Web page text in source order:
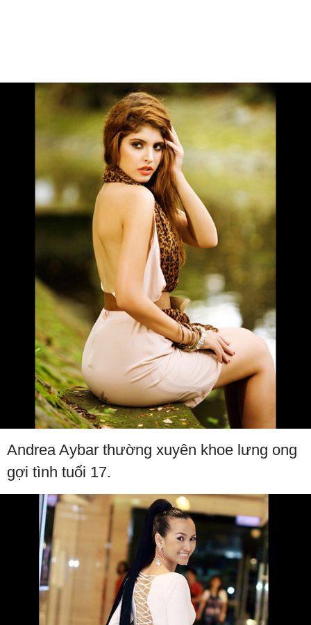
Andrea Aybar thường xuyên khoe lưng ong
gợi tình tuổi 17.